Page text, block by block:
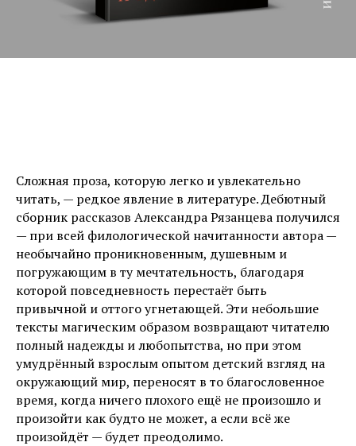
Сложная проза, которую легко и увлекательно
читать, — редкое явление в литературе. Дебютный
сборник рассказов Александра Рязанцева получился
— при всей филологической начитанности автора —
необычайно проникновенным, душевным и
погружающим в ту мечтательность, благодаря
которой повседневность перестаёт быть
привычной и оттого угнетающей. Эти небольшие
тексты магическим образом возвращают читателю
полный надежды и любопытства, но при этом
умудрённый взрослым опытом детский взгляд на
окружающий мир, переносят в то благословенное
время, когда ничего плохого ещё не произошло и
произойти как будто не может, а если всё же
произойдёт — будет преодолимо.